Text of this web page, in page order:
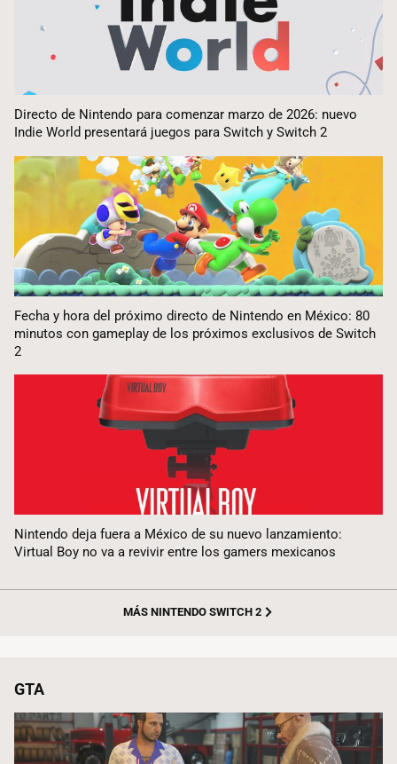
Directo de Nintendo para comenzar marzo de 2026: nuevo
Indie World presentará juegos para Switch y Switch 2
Fecha y hora del próximo directo de Nintendo en México: 80
minutos con gameplay de los próximos exclusivos de Switch
2
Nintendo deja fuera a México de su nuevo lanzamiento:
Virtual Boy no va a revivir entre los gamers mexicanos
MÁS NINTENDO SWITCH 2
GTA